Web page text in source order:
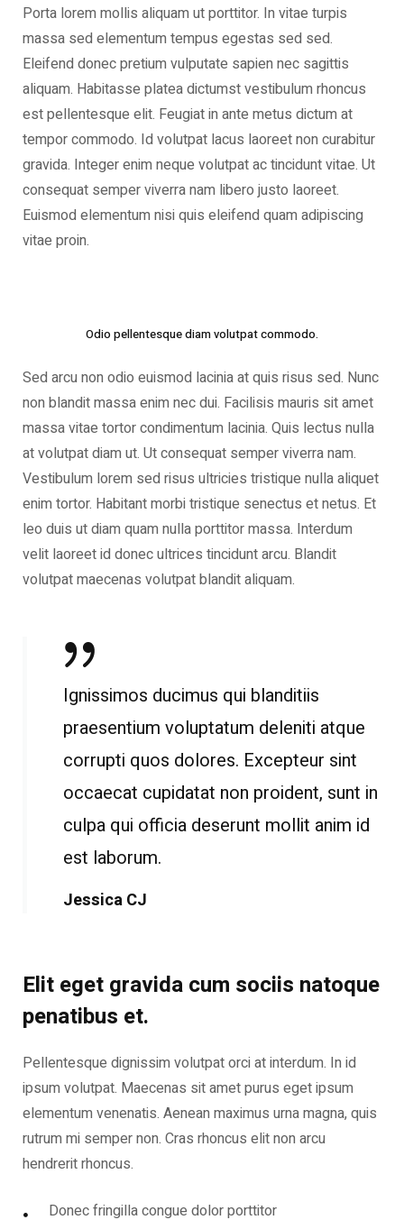
Porta lorem mollis aliquam ut porttitor. In vitae turpis
massa sed elementum tempus egestas sed sed.
Eleifend donec pretium vulputate sapien nec sagittis
aliquam. Habitasse platea dictumst vestibulum rhoncus
est pellentesque elit. Feugiat in ante metus dictum at
tempor commodo. Id volutpat lacus laoreet non curabitur
gravida. Integer enim neque volutpat ac tincidunt vitae. Ut
consequat semper viverra nam libero justo laoreet.
Euismod elementum nisi quis eleifend quam adipiscing
vitae proin.
Odio pellentesque diam volutpat commodo.
Sed arcu non odio euismod lacinia at quis risus sed. Nunc
non blandit massa enim nec dui. Facilisis mauris sit amet
massa vitae tortor condimentum lacinia. Quis lectus nulla
at volutpat diam ut. Ut consequat semper viverra nam.
Vestibulum lorem sed risus ultricies tristique nulla aliquet
enim tortor. Habitant morbi tristique senectus et netus. Et
leo duis ut diam quam nulla porttitor massa. Interdum
velit laoreet id donec ultrices tincidunt arcu. Blandit
volutpat maecenas volutpat blandit aliquam.
Ignissimos ducimus qui blanditiis
praesentium voluptatum deleniti atque
corrupti quos dolores. Excepteur sint
occaecat cupidatat non proident, sunt in
culpa qui officia deserunt mollit anim id
est laborum.
Jessica CJ
Elit eget gravida cum sociis natoque
penatibus et.
Pellentesque dignissim volutpat orci at interdum. In id
ipsum volutpat. Maecenas sit amet purus eget ipsum
elementum venenatis. Aenean maximus urna magna, quis
rutrum mi semper non. Cras rhoncus elit non arcu
hendrerit rhoncus.
Donec fringilla congue dolor porttitor